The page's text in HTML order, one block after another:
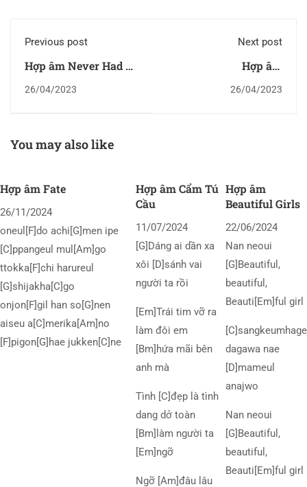
Previous post
Hợp âm Never Had A
26/04/2023
Next post
Hợp âm
26/04/2023
You may also like
Hợp âm Fate
26/11/2024
oneul[F]do achi[G]men ipe
[C]ppangeul mul[Am]go
ttokka[F]chi harureul
[G]shijakha[C]go
onjon[F]gil han so[G]nen
aiseu a[C]merika[Am]no
[F]pigon[G]hae jukken[C]ne
Hợp âm Cẩm Tú
Cầu
11/07/2024
[G]Dáng ai dần xa
xôi [D]sánh vai
người ta rồi
[Em]Trái tim vỡ ra
làm đôi em
[Bm]hứa mãi bên
anh mà
Tình [C]đẹp là tình
dang dở toàn
[Bm]làm người ta
[Em]ngỡ
Ngỡ [Am]đâu lâu
Hợp âm
Beautiful Girls
22/06/2024
Nan neoui
[G]Beautiful,
beautiful,
Beauti[Em]ful girl
[C]sangkeumhage
dagawa nae
[D]mameul
anajwo
Nan neoui
[G]Beautiful,
beautiful,
Beauti[Em]ful girl